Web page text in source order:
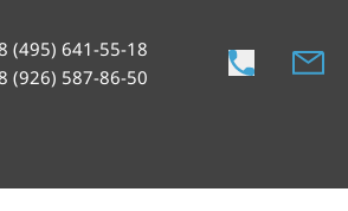
(495) 641-55-18
(926) 587-86-50